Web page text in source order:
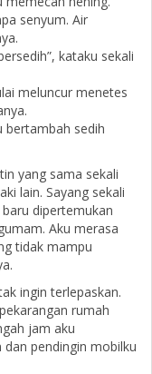
senyum. Air
kataku sekali
meluncur menetes
bertambah sedih
yang sama sekali
lain. Sayang sekali
dipertemukan
Aku merasa
tidak mampu
ingin terlepaskan.
rumah
jam aku
pendingin mobilku